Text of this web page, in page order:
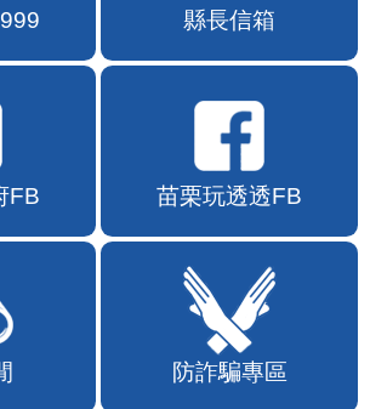
縣長信箱
FB 苗栗玩透透FB
防詐騙專區